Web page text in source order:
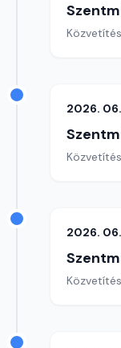
2026.
2026.